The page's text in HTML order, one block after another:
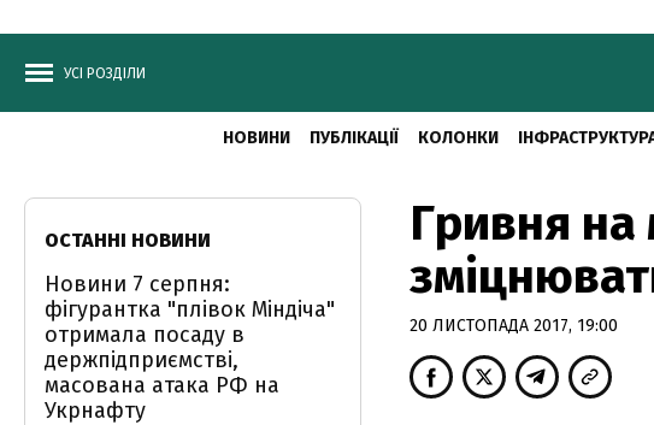
УСІ РОЗДІЛИ
НОВИНИ ПУБЛІКАЦІЇ КОЛОНКИ
Гривня на
20 ЛИСТОПАДА 2017, 19:00
ОСТАННІ НОВИНИ
Новини 7 серпня:
фігурантка "плівок Міндіча"
отримала посаду в
держпідприємстві,
масована атака РФ на
Укрнафту